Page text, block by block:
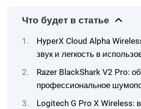
Что будет в статье
HyperX Cloud Alpha
звук и легкость в
Razer BlackShark V2 Pro:
профессиональное
Logitech G Pro X Wireless: